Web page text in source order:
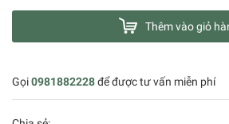
Thêm vào giỏ
Gọi0981882228để được tư vấn miễn phí